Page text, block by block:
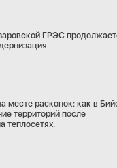
ГРЭС
месте раскопок: как в
территорий после
теплосетях.